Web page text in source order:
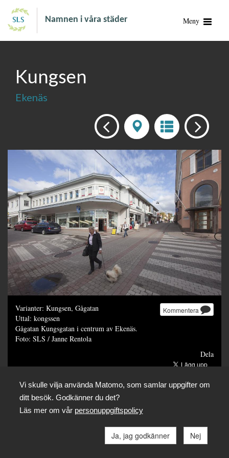
Namnen i våra städer Meny
Kungsen
Ekenäs
Kommentera
Varianter: Kungsen, Gågatan
Uttal: kongssen
Gågatan Kungsgatan i centrum av Ekenäs.
Foto: SLS / Janne Rentola
Dela
Vi skulle vilja använda Matomo, som samlar uppgifter om
ditt besök. Godkänner du det?
Läs mer om vår personuppgiftspolicy
Ja, jag godkänner Nej